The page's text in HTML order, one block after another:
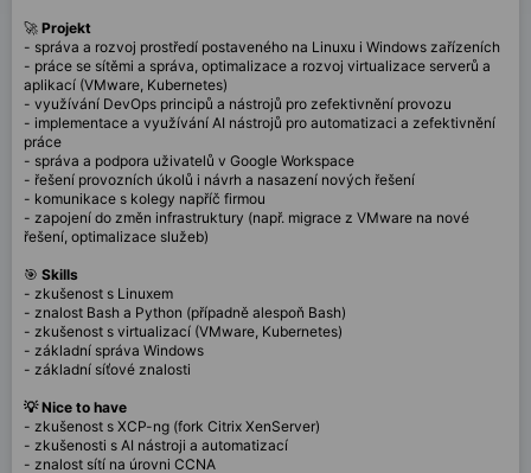
🚀 Projekt
- správa a rozvoj prostředí postaveného na Linuxu i Windows zařízeních
- práce se sítěmi a správa, optimalizace a rozvoj virtualizace serverů a
aplikací (VMware, Kubernetes)
- využívání DevOps principů a nástrojů pro zefektivnění provozu
- implementace a využívání AI nástrojů pro automatizaci a zefektivnění
práce
- správa a podpora uživatelů v Google Workspace
- řešení provozních úkolů i návrh a nasazení nových řešení
- komunikace s kolegy napříč firmou
- zapojení do změn infrastruktury (např. migrace z VMware na nové
řešení, optimalizace služeb)
🎯 Skills
- zkušenost s Linuxem
- znalost Bash a Python (případně alespoň Bash)
- zkušenost s virtualizací (VMware, Kubernetes)
- základní správa Windows
- základní síťové znalosti
💡 Nice to have
- zkušenost s XCP-ng (fork Citrix XenServer)
- zkušenosti s AI nástroji a automatizací
- znalost sítí na úrovni CCNA